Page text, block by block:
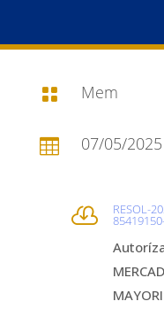
 Mem
 07/05/2025
 RESOL-